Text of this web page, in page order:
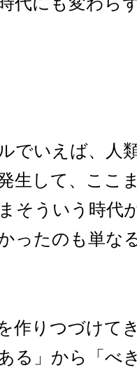
でいえば、人
生して、ここ
そういう時代
ったのも単な
作りつづけて
る」から「べ